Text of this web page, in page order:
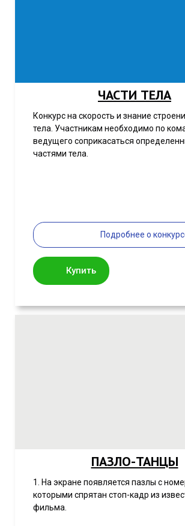
ЧАСТИ ТЕЛА
Конкурс на скорость и знание
тела. Участникам необходимо по
ведущего соприкасаться
частями тела.
Подробнее о
Купить
ПАЗЛО-ТАНЦЫ
1. На экране появляется пазлы с
которыми спрятан стоп-кадр из
фильма.